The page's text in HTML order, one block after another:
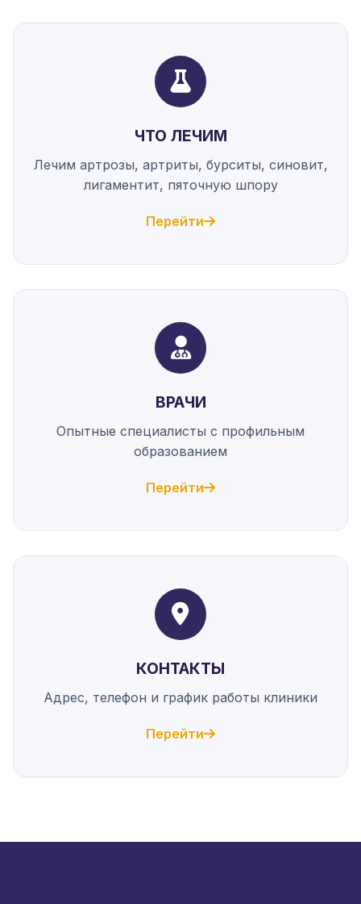
ЧТО ЛЕЧИМ
Лечим артрозы, артриты, бурситы, синовит,
лигаментит, пяточную шпору
Перейти
ВРАЧИ
Опытные специалисты с профильным
образованием
Перейти
КОНТАКТЫ
Адрес, телефон и график работы клиники
Перейти